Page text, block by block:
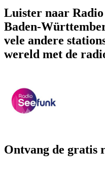
Luister naar Radio
Baden-
vele andere
wereld met de
Ontvang de gratis